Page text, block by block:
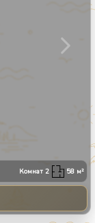
Комнат2 58 м²